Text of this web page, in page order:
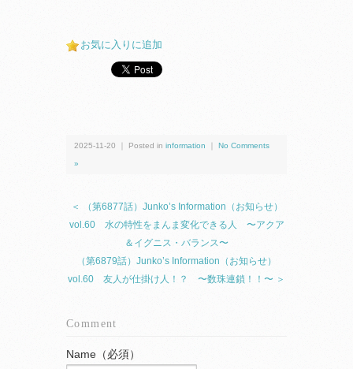
お気に入りに追加
2025-11-20 ｜ Posted in information No Comments
»
＜ （第6877話）Junko’s Information（お知らせ）
vol.60 水の特性をまんま変化できる人 〜アクア
＆イグニス・バランス〜
（第6879話）Junko’s Information（お知らせ）
vol.60 友人が仕掛け人！？ 〜数珠連鎖！！〜 ＞
Comment
Name（必須）